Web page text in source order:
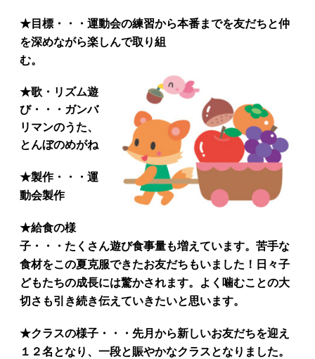
★目標・・・運動会の練習から本番までを友だちと仲
を深めながら楽しんで取り組
む。
★歌・リズム遊
び・・・ガンバ
リマンのうた、
とんぼのめがね
★製作・・・運
動会製作
★給食の様
子・・・たくさん遊び食事量も増えています。苦手な
食材をこの夏克服できたお友だちもいました！日々子
どもたちの成長には驚かされます。よく噛むことの大
切さも引き続き伝えていきたいと思います。
★クラスの様子・・・先月から新しいお友だちを迎え
１２名となり、一段と賑やかなクラスとなりました。